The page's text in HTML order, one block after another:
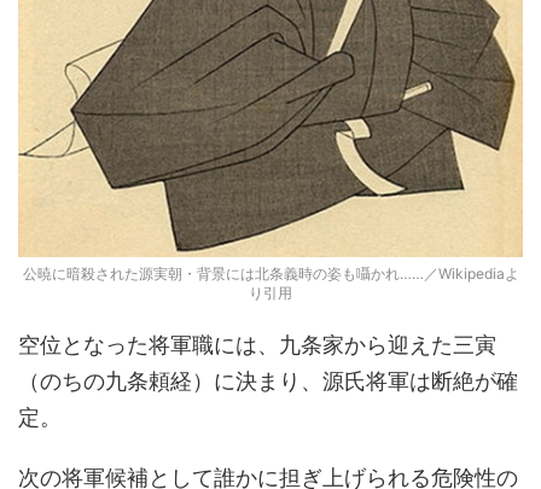
公暁に暗殺された源実朝・背景には北条義時の姿も囁かれ……／Wikipediaよ
り引用
空位となった将軍職には、九条家から迎えた三寅
（のちの九条頼経）に決まり、源氏将軍は断絶が確
定。
次の将軍候補として誰かに担ぎ上げられる危険性の